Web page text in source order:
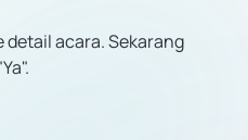
detail acara. Sekarang